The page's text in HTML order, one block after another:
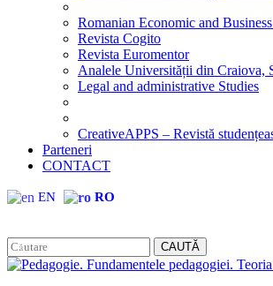
Romanian Economic and
Revista Cogito
Revista Euromentor
Analele Universității din Craiova,
Legal and administrative Studies
CreativeAPPS – Revistă
Parteneri
CONTACT
EN RO
CAUTĂ